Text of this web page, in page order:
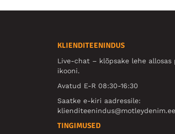
KLIENDITEENINDUS
Live-chat – klõpsake lehe
ikooni.
Avatud E-R 08:30-16:30
Saatke e-kiri aadressile:
klienditeenindus@motleydenim.ee
TINGIMUSED